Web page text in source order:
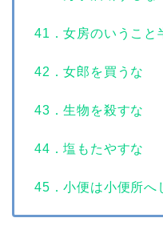
41．女房のいうこ
42．女郎を買うな
43．生物
44．塩もたや
45．小便は小便所